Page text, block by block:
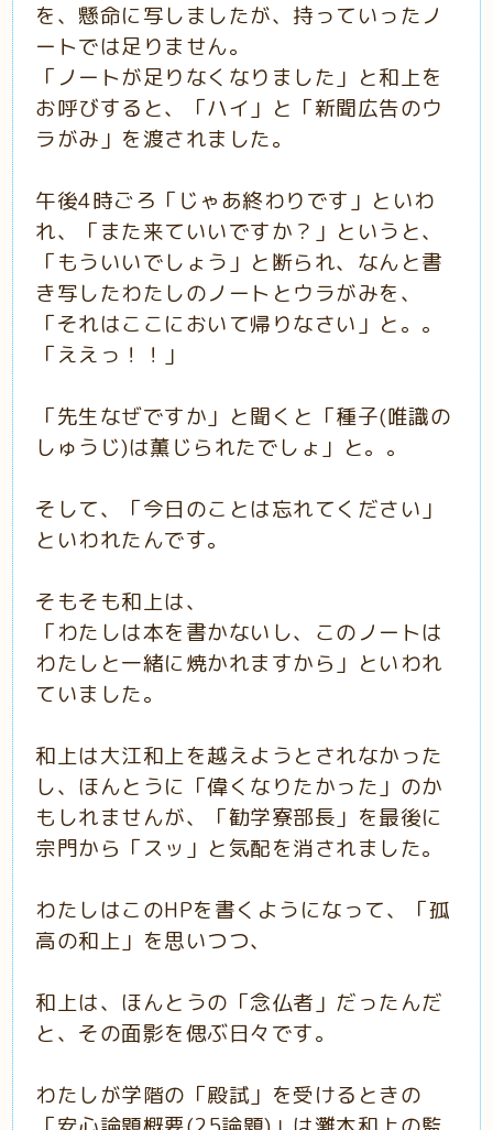
を、懸命に写しましたが、持っていったノ
ートでは足りません。
「ノートが足りなくなりました」と和上を
お呼びすると、「ハイ」と「新聞広告のウ
ラがみ」を渡されました。
午後4時ごろ「じゃあ終わりです」といわ
れ、「また来ていいですか？」というと、
「もういいでしょう」と断られ、なんと書
き写したわたしのノートとウラがみを、
「それはここにおいて帰りなさい」と。。
「ええっ！！」
「先生なぜですか」と聞くと「種子(唯識の
しゅうじ)は薫じられたでしょ」と。。
そして、「今日のことは忘れてください」
といわれたんです。
そもそも和上は、
「わたしは本を書かないし、このノートは
わたしと一緒に焼かれますから」といわれ
ていました。
和上は大江和上を越えようとされなかった
し、ほんとうに「偉くなりたかった」のか
もしれませんが、「勧学寮部長」を最後に
宗門から「スッ」と気配を消されました。
わたしはこのHPを書くようになって、「孤
高の和上」を思いつつ、
和上は、ほんとうの「念仏者」だったんだ
と、その面影を偲ぶ日々です。
わたしが学階の「殿試」を受けるときの